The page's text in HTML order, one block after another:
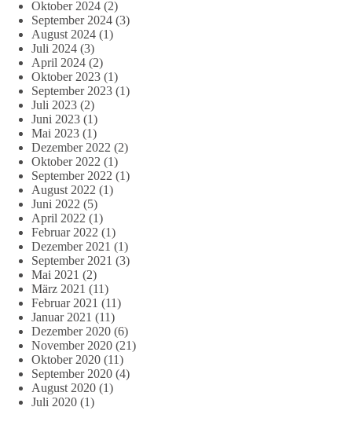
Oktober 2024 (2)
September 2024 (3)
August 2024 (1)
Juli 2024 (3)
April 2024 (2)
Oktober 2023 (1)
September 2023 (1)
Juli 2023 (2)
Juni 2023 (1)
Mai 2023 (1)
Dezember 2022 (2)
Oktober 2022 (1)
September 2022 (1)
August 2022 (1)
Juni 2022 (5)
April 2022 (1)
Februar 2022 (1)
Dezember 2021 (1)
September 2021 (3)
Mai 2021 (2)
März 2021 (11)
Februar 2021 (11)
Januar 2021 (11)
Dezember 2020 (6)
November 2020 (21)
Oktober 2020 (11)
September 2020 (4)
August 2020 (1)
Juli 2020 (1)